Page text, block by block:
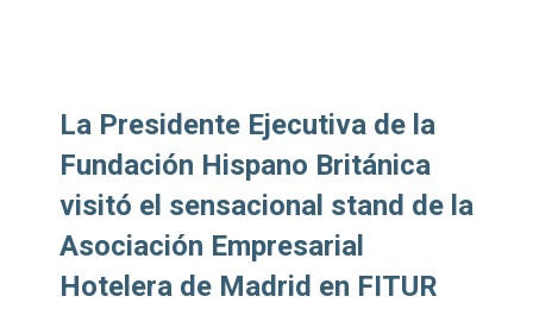
La Presidente Ejecutiva de la
Fundación Hispano Británica
visitó el sensacional stand de la
Asociación Empresarial
Hotelera de Madrid en FITUR